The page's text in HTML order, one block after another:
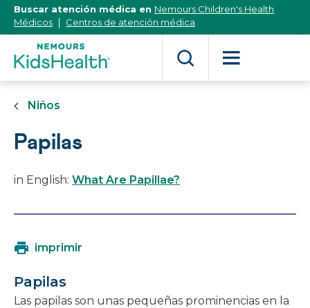
[Skip
Content]
Buscar atención médica en Nemours Children's Health
Médicos
Centros de atención médica
Niños
Papilas
in English: What Are Papillae?
imprimir
Papilas
Las papilas son unas pequeñas prominencias en la